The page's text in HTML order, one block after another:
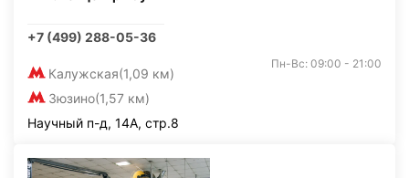
+7 (499) 288-05-36
Калужская(1,09 км)
Зюзино(1,57 км)
Пн-Вс: 09:00 - 21:00
Научный п-д, 14А, стр.8